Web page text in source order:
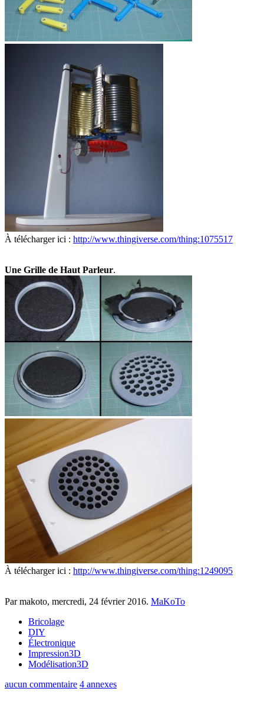
À télécharger ici : http://www.thingiverse.com/thing:1075517
Une Grille de Haut Parleur.
À télécharger ici : http://www.thingiverse.com/thing:1249095
Par makoto, mercredi, 24 février 2016. MaKoTo
Bricolage
DIY
Électronique
Impression3D
Modélisation3D
aucun commentaire 4 annexes